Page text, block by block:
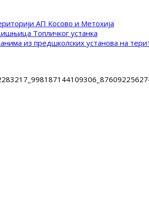
АП Косово и Метохија
Топличког устанка
из предшколских установа на